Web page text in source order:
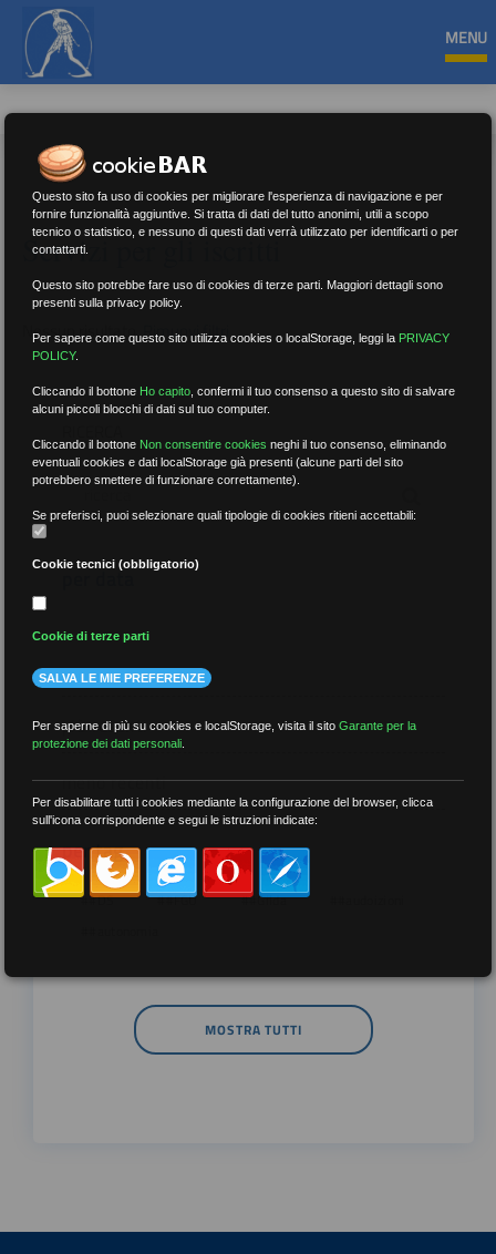
MENU
Servizi per gli iscritti
Nessun risultato.Rimuovi filtri
per data
più recenti
meno recenti
per tag
##DS ##FGU ##Gilda
MOSTRA TUTTI
Questo sito fa uso di cookies per migliorare l'esperienza di navigazione e per
fornire funzionalità aggiuntive. Si tratta di dati del tutto anonimi, utili a scopo
tecnico o statistico, e nessuno di questi dati verrà utilizzato per identificarti o per
contattarti.
Questo sito potrebbe fare uso di cookies di terze parti. Maggiori dettagli sono
presenti sulla privacy policy.
Per sapere come questo sito utilizza cookies o localStorage, leggi la PRIVACY
POLICY.
Cliccando il bottone Ho capito ,confermi il tuo consenso a questo sito di salvare
alcuni piccoli blocchi di dati sul tuo computer.
Cliccando il bottone Non consentire cookies neghi il tuo consenso, eliminando
eventuali cookies e dati localStorage già presenti (alcune parti del sito
potrebbero smettere di funzionare correttamente).
Se preferisci, puoi selezionare quali tipologie di cookies ritieni accettabili:
Cookie tecnici (obbligatorio)
Cookie di terze parti
SALVA LE MIE PREFERENZE
Per saperne di più su cookies e localStorage, visita il sitoGarante per la
protezione dei dati personali
Per disabilitare tutti i cookies mediante la configurazione del browser, clicca
sull'icona corrispondente e segui le istruzioni indicate: